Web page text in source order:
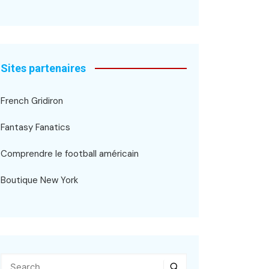
Sites partenaires
French Gridiron
Fantasy Fanatics
Comprendre le football américain
Boutique New York